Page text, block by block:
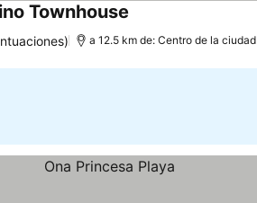
Townhouse
a 12.5 km de: Centro de la ciudad